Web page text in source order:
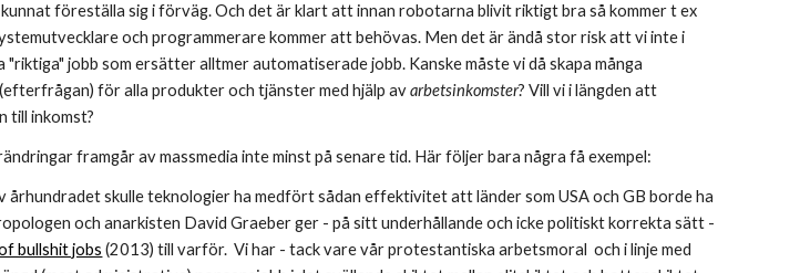
föreställa sig i förväg. Och det är klart att innan robotarna blivit riktigt bra så kommer t ex
och programmerare kommer att behövas. Men det är ändå stor risk att vi inte i
jobb som ersätter alltmer automatiserade jobb. Kanske måste vi då skapa många
för alla produkter och tjänster med hjälp av arbetsinkomster? Vill vi i längden att
till inkomst?
framgår av massmedia inte minst på senare tid. Här följer bara några få exempel:
skulle teknologier ha medfört sådan effektivitet att länder som USA och GB borde ha
och anarkisten David Graeber ger - på sitt underhållande och icke politiskt korrekta sätt -
bullshit jobs (2013) till varför.  Vi har - tack vare vår protestantiska arbetsmoral  och i linje med